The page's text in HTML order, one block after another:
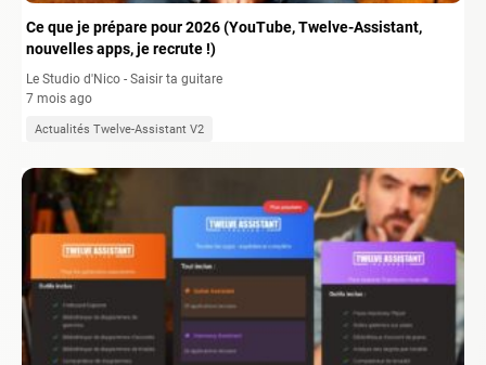
Ce que je prépare pour 2026 (YouTube, Twelve-Assistant,
nouvelles apps, je recrute !)
Le Studio d'Nico - Saisir ta guitare
7 mois ago
Actualités Twelve-Assistant V2